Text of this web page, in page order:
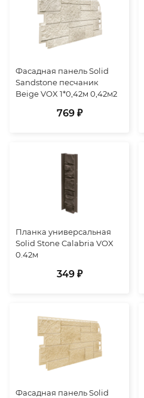
Фасадная панель Solid
Sandstone песчаник
Beige VOX 1*0,42м 0,42м2
769 ₽
Планка универсальная
Solid Stone Calabria VOX
0.42м
349 ₽
Фасадная панель Solid